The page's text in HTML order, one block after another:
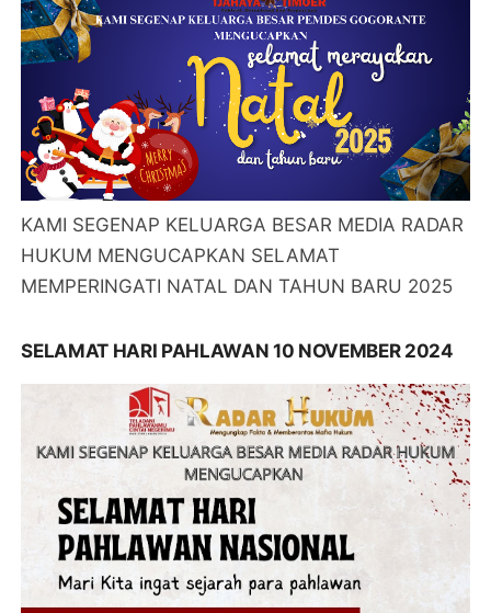
KAMI SEGENAP KELUARGA BESAR MEDIA RADAR
HUKUM MENGUCAPKAN SELAMAT
MEMPERINGATI NATAL DAN TAHUN BARU 2025
SELAMAT HARI PAHLAWAN 10 NOVEMBER 2024